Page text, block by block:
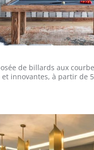
de billards aux
et innovantes, à partir de